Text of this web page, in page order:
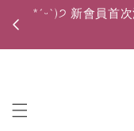
*ˊᵕˋ)੭ 新會員首